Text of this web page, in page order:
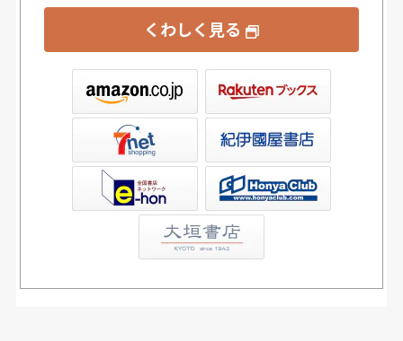
くわしく見る
書店ウェブストア